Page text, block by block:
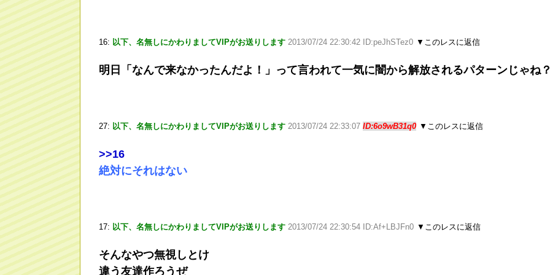
16: 以下、名無しにかわりましてVIPがお送りします 2013/07/24 22:30:42 ID:peJhSTez0 ▼このレスに返信
明日「なんで来なかったんだよ！」って言われて一気に闇から解放されるパターンじゃね
27: 以下、名無しにかわりましてVIPがお送りします 2013/07/24 22:33:07 ID:6o9wB31q0 ▼このレスに返信
>>16
絶対にそれはない
17: 以下、名無しにかわりましてVIPがお送りします 2013/07/24 22:30:54 ID:Af+LBJFn0 ▼このレスに返信
そんなやつ無視しとけ
違う友達作ろうぜ